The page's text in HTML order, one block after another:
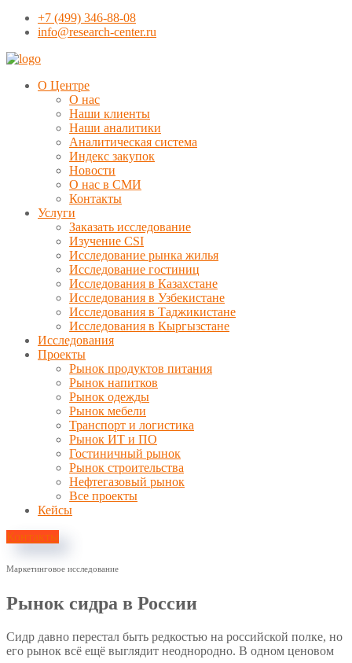
+7 (499) 346-88-08
info@research-center.ru
О Центре
О нас
Наши клиенты
Наши аналитики
Аналитическая система
Индекс закупок
Новости
О нас в СМИ
Контакты
Услуги
Заказать исследование
Изучение CSI
Исследование рынка жилья
Исследование гостиниц
Исследования в Казахстане
Исследования в Узбекистане
Исследования в Таджикистане
Исследования в Кыргызстане
Исследования
Проекты
Рынок продуктов питания
Рынок напитков
Рынок одежды
Рынок мебели
Транспорт и логистика
Рынок ИТ и ПО
Гостиничный рынок
Рынок строительства
Нефтегазовый рынок
Все проекты
Кейсы
Контакты
Маркетинговое исследование
Рынок сидра в России
Сидр давно перестал быть редкостью на российской полке, но
его рынок всё ещё выглядит неоднородно. В одном ценовом